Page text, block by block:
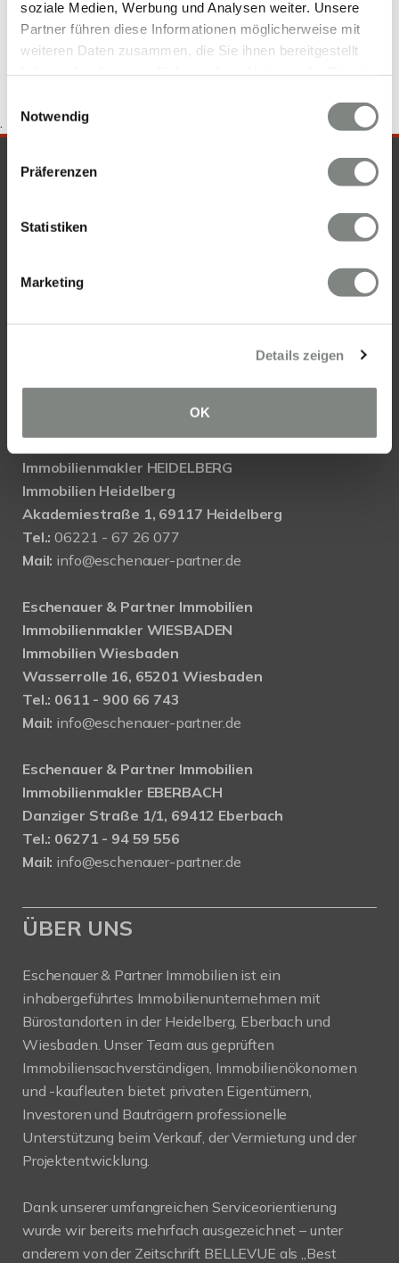
soziale Medien, Werbung und Analysen weiter. Unsere
Partner führen diese Informationen möglicherweise mit
weiteren Daten zusammen, die Sie ihnen bereitgestellt
Cookies, wenn Sie unsere Webseite weiterhin nutzen.
Notwendig
Präferenzen
Statistiken
Marketing
Details zeigen
OK
Immobilienkauf Schwetzingen
Wohnung Schwetzingen
.
SICHERHEIT & KOMPETENZ
KONTAKT
Eschenauer & Partner Immobilien
Immobilienmakler HEIDELBERG
Immobilien Heidelberg
Akademiestraße 1, 69117 Heidelberg
Tel.:06221 - 67 26 077
Mail: info@eschenauer-partner.de
Eschenauer & Partner Immobilien
Immobilienmakler WIESBADEN
Immobilien Wiesbaden
Wasserrolle 16, 65201 Wiesbaden
Tel.: 0611 - 900 66 743
Mail: info@eschenauer-partner.de
Eschenauer & Partner Immobilien
Immobilienmakler EBERBACH
Danziger Straße 1/1, 69412 Eberbach
Tel.: 06271 - 94 59 556
Mail: info@eschenauer-partner.de
ÜBER UNS
Eschenauer & Partner Immobilien ist ein
inhabergeführtes Immobilienunternehmen mit
Bürostandorten in der Heidelberg, Eberbach und
Wiesbaden. Unser Team aus geprüften
Immobiliensachverständigen, Immobilienökonomen
und -kaufleuten bietet privaten Eigentümern,
Investoren und Bauträgern professionelle
Unterstützung beim Verkauf, der Vermietung und der
Projektentwicklung.
Dank unserer umfangreichen Serviceorientierung
wurde wir bereits mehrfach ausgezeichnet – unter
anderem von der Zeitschrift BELLEVUE als „Best